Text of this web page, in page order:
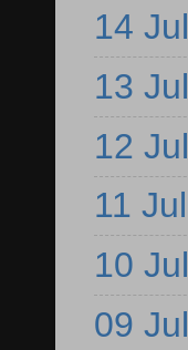
14 Jul
13 Jul
12 Jul
11 Jul
10 Jul
09 Jul